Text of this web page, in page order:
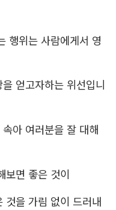
행위는 사람에게서 영
얻고자하는 위선입니
아 여러분을 잘 대해
보면 좋은 것이
것을 가림 없이 드러내